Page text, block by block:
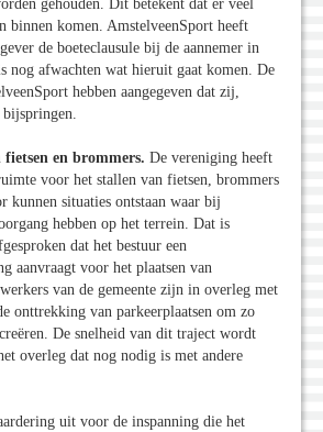
gehouden. Dit betekent dat er veel
binnen komen. AmstelveenSport heeft
de boeteclausule bij de aannemer in
nog afwachten wat hieruit gaat komen. De
hebben aangegeven dat zij,
en brommers. De vereniging heeft
voor het stallen van fietsen, brommers
kunnen situaties ontstaan waar bij
hebben op het terrein. Dat is
dat het bestuur een
aanvraagt voor het plaatsen van
van de gemeente zijn in overleg met
onttrekking van parkeerplaatsen om zo
De snelheid van dit traject wordt
overleg dat nog nodig is met andere
uit voor de inspanning die het